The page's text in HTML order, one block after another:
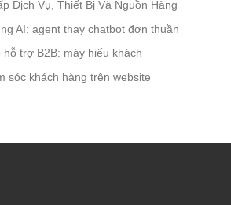
Dịch Vụ, Thiết Bị Và Nguồn Hàng
AI: agent thay chatbot đơn thuần
trợ B2B: máy hiểu khách
sóc khách hàng trên website